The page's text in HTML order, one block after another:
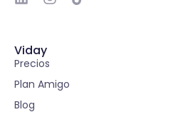
Viday
Precios
Plan Amigo
Blog